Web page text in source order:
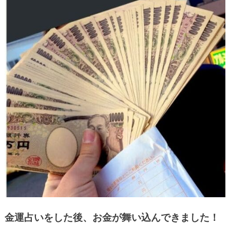
金運占いをした後、お金が舞い込んできました！